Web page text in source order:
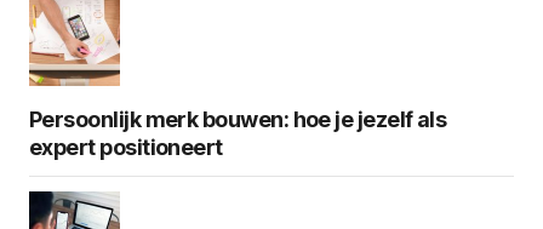
Persoonlijk merk bouwen: hoe je jezelf als
expert positioneert